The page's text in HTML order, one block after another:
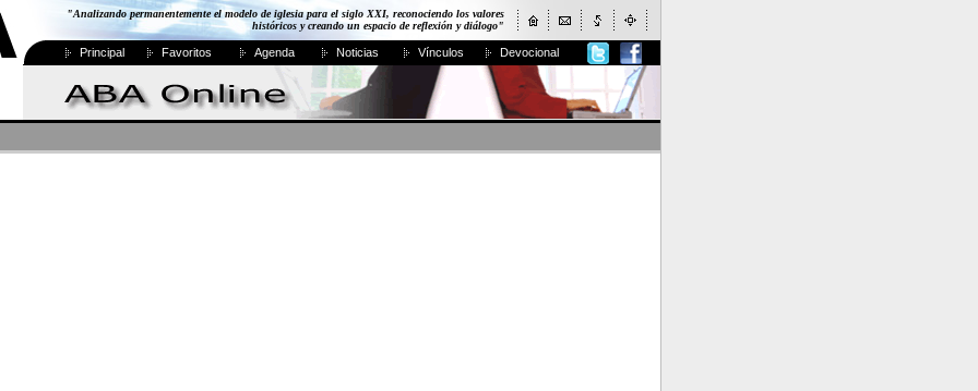
"Analizando permanentemente el modelo de iglesia para el siglo XXI, reconociendo los valores
históricos y creando un espacio de reflexión y diálogo"
Principal Favoritos Agenda Noticias Vínculos Devocional